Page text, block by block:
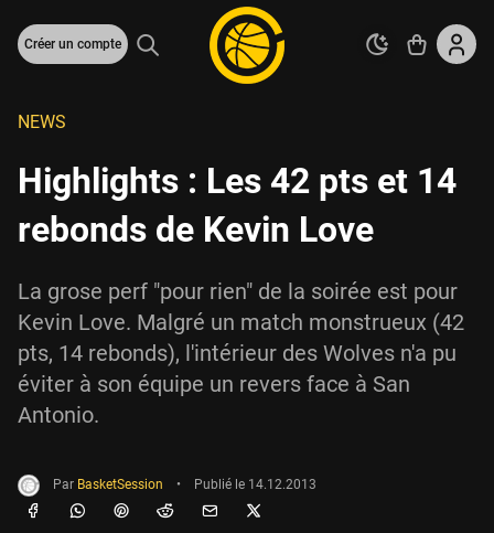
Créer un compte
NEWS
Highlights : Les 42 pts et 14
rebonds de Kevin Love
La grose perf "pour rien" de la soirée est pour
Kevin Love. Malgré un match monstrueux (42
pts, 14 rebonds), l'intérieur des Wolves n'a pu
éviter à son équipe un revers face à San
Antonio.
Par BasketSession • Publié le 14.12.2013